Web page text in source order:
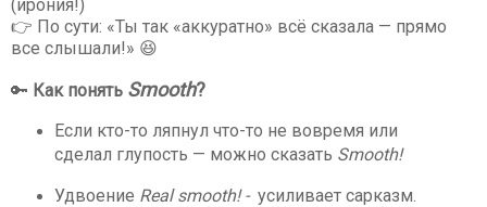
(ирония!)
👉 По сути: «Ты так «аккуратно» всё сказала — прямо
все слышали!» 😆
🔑 Как понять Smooth?
Если кто-то ляпнул что-то не вовремя или
сделал глупость — можно сказать Smooth!
Удвоение Real smooth! - усиливает сарказм.